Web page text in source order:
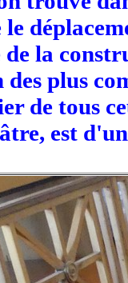
la
plus
de tous
est